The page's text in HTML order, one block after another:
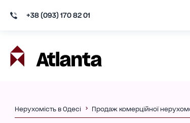
+38 (093) 170 82 01
Нерухомість в Одесі Продаж комерційної